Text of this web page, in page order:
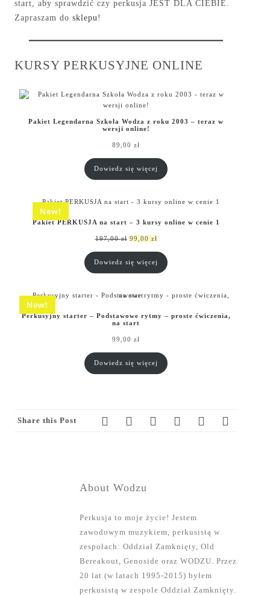
start, aby sprawdzić czy perkusja JEST DLA CIEBIE.
Zapraszam do sklepu!
KURSY PERKUSYJNE ONLINE
Pakiet Legendarna Szkoła Wodza z roku 2003 – teraz w
wersji online!
89,00 zł
Dowiedz się więcej
New!
Pakiet PERKUSJA na start – 3 kursy online w cenie 1
197,00zł Pierwotna
wynosiła:
197,00 zł.
99,00 złAktualna
wynosi:
99,00 zł.
Dowiedz się więcej
New!
Perkusyjny starter – Podstawowe rytmy – proste ćwiczenia,
na start
99,00 zł
Dowiedz się więcej
Share this Post
About Wodzu
Perkusja to moje życie! Jestem
zawodowym muzykiem, perkusistą w
zespołach: Oddział Zamknięty, Old
Bereakout, Genoside oraz WODZU. Przez
20 lat (w latach 1995-2015) byłem
perkusistą w zespole Oddział Zamknięty.